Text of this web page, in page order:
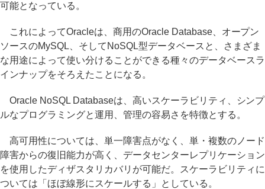
可能となっている。
これによってOracleは、商用のOracle Database、オープン
ソースのMySQL、そしてNoSQL型データベースと、さまざま
な用途によって使い分けることができる種々のデータベースラ
インナップをそろえたことになる。
Oracle NoSQL Databaseは、高いスケーラビリティ、シンプ
ルなプログラミングと運用、管理の容易さを特徴とする。
高可用性については、単一障害点がなく、単・複数のノード
障害からの復旧能力が高く、データセンターレプリケーション
を使用したディザスタリカバリが可能だ。スケーラビリティに
ついては「ほぼ線形にスケールする」としている。